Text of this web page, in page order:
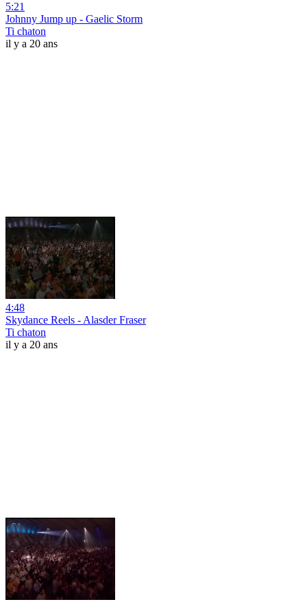
5:21
Johnny Jump up - Gaelic Storm
Ti chaton
il y a 20 ans
4:48
Skydance Reels - Alasder Fraser
Ti chaton
il y a 20 ans